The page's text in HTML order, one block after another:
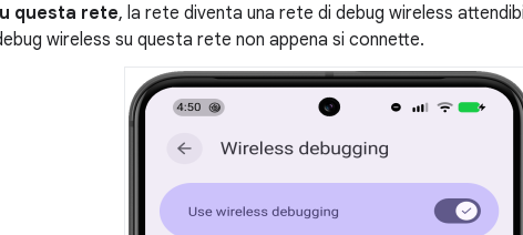
questa rete, la rete diventa una rete di debug wireless
wireless su questa rete non appena si connette.